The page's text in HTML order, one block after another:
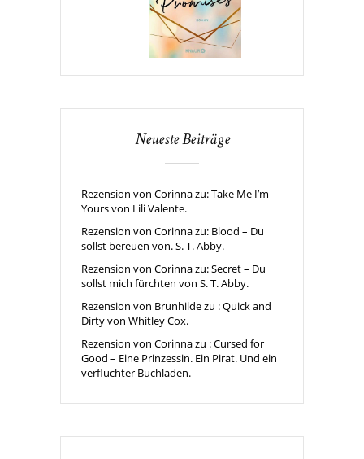
Neueste Beiträge
Rezension von Corinna zu: Take Me I’m
Yours von Lili Valente.
Rezension von Corinna zu: Blood – Du
sollst bereuen von. S. T. Abby.
Rezension von Corinna zu: Secret – Du
sollst mich fürchten von S. T. Abby.
Rezension von Brunhilde zu : Quick and
Dirty von Whitley Cox.
Rezension von Corinna zu : Cursed for
Good – Eine Prinzessin. Ein Pirat. Und ein
verfluchter Buchladen.